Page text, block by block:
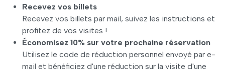
Recevez vos billets
Recevez vos billets par mail, suivez les instructions et
profitez de vos visites !
Économisez 10% sur votre prochaine réservation
Utilisez le code de réduction personnel envoyé par e-
mail et bénéficiez d'une réduction sur la visite d'une